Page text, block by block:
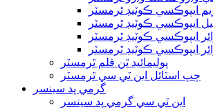
ايپوڪسي ڪوٽيڊ ٿرمسٽر
ٿيل ايپوڪسي ڪوٽيڊ ٿرمسٽر
ايپوڪسي ڪوٽيڊ ٿرمسٽر
ايپوڪسي ڪوٽيڊ ٿرمسٽر
پوليمائيڊ ٿن فلم ٿرمسٽر
چپ اسٽائل اين ٽي سي ٿرمسٽر
گرمي پد سينسر
اين ٽي سي گرمي پد سينسر